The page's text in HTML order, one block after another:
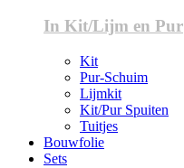
In Kit/Lijm en Pur
Kit
Pur-Schuim
Lijmkit
Kit/Pur Spuiten
Tuitjes
Bouwfolie
Sets